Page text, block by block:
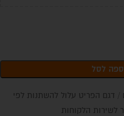
לסל
הפריט עלול להשתנות לפי
לשירות הלקוחות